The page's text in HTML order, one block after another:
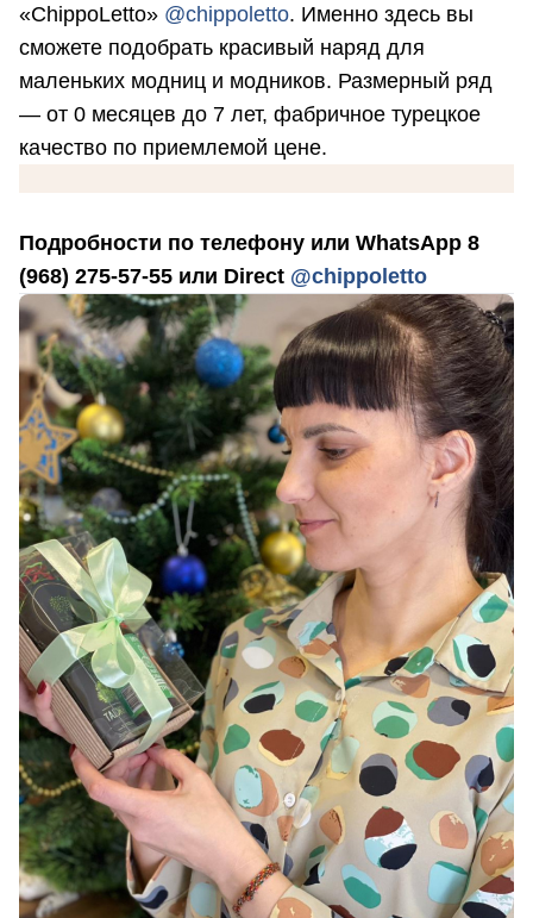
«ChippoLetto» @chippoletto. Именно здесь вы
сможете подобрать красивый наряд для
маленьких модниц и модников. Размерный ряд
— от 0 месяцев до 7 лет, фабричное турецкое
качество по приемлемой цене.
Подробности по телефону или WhatsApp 8
(968) 275-57-55 или Direct @chippoletto